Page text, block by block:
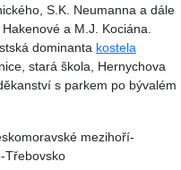
S.K. Neumanna a dále
a M.J. Kociána.
dominanta kostela
stará škola, Hernychova
s parkem po bývalém
mezihoří-
Třebovsko